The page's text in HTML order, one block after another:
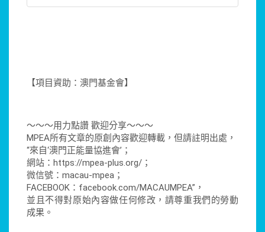
【項目資助：澳門基金會】
～～～用力點讚 歡迎分享～～～
MPEA所有文章的原創內容歡迎轉載，但請註明出處，
“來自‘澳門正能量協進會’；
網站：https://mpea-plus.org/；
微信號：macau-mpea；
FACEBOOK：facebook.com/MACAUMPEA”，
並且不得對原始內容做任何修改，請尊重我們的勞動
成果。